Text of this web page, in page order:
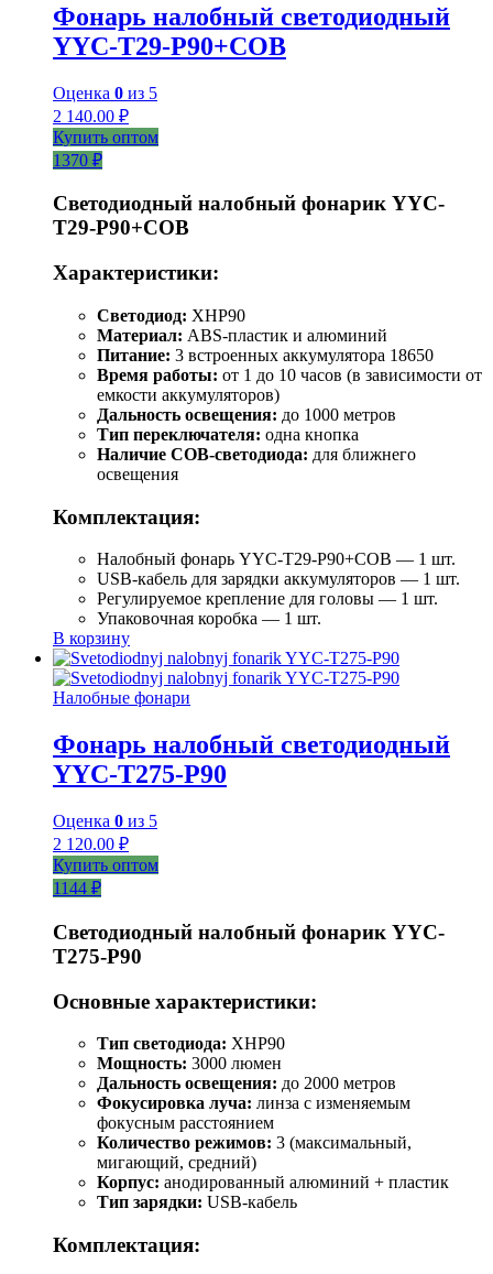
Фонарь налобный светодиодный
YYC-T29-P90+COB
Оценка 0 из 5
2 140.00 ₽
Купить оптом
1370 ₽
Светодиодный налобный фонарик YYC-
T29-P90+COB
Характеристики:
Светодиод: XHP90
Материал: ABS-пластик и алюминий
Питание: 3 встроенных аккумулятора 18650
Время работы: от 1 до 10 часов (в зависимости от
емкости аккумуляторов)
Дальность освещения: до 1000 метров
Тип переключателя: одна кнопка
Наличие COB-светодиода: для ближнего
освещения
Комплектация:
Налобный фонарь YYC-T29-P90+COB — 1 шт.
USB-кабель для зарядки аккумуляторов — 1 шт.
Регулируемое крепление для головы — 1 шт.
Упаковочная коробка — 1 шт.
В корзину
Налобные фонари
Фонарь налобный светодиодный
YYC-T275-P90
Оценка 0 из 5
2 120.00 ₽
Купить оптом
1144 ₽
Светодиодный налобный фонарик YYC-
T275-P90
Основные характеристики:
Тип светодиода: XHP90
Мощность: 3000 люмен
Дальность освещения: до 2000 метров
Фокусировка луча: линза с изменяемым
фокусным расстоянием
Количество режимов: 3 (максимальный,
мигающий, средний)
Корпус: анодированный алюминий + пластик
Тип зарядки: USB-кабель
Комплектация: